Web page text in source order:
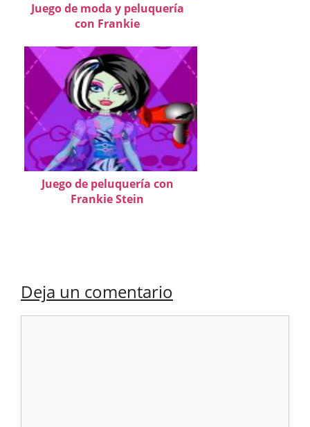
Juego de moda y peluquería
con Frankie
Juego de peluquería con
Frankie Stein
Deja un comentario